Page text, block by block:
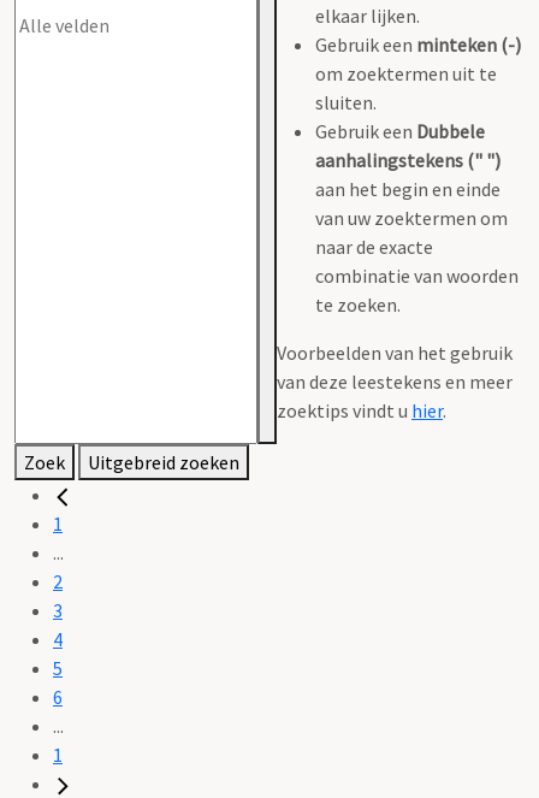
elkaar lijken.
Gebruik een minteken (-)
om zoektermen uit te
sluiten.
Gebruik een Dubbele
aanhalingstekens (" ")
aan het begin en einde
van uw zoektermen om
naar de exacte
combinatie van woorden
te zoeken.
Voorbeelden van het gebruik
van deze leestekens en meer
zoektips vindt u hier.
Zoek Uitgebreid zoeken
1
...
2
3
4
5
6
...
1